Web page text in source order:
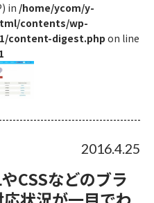
in /home/ycom/y-
contents/wp-
content-digest.php on line
2016.4.25
CSSなどのブラ